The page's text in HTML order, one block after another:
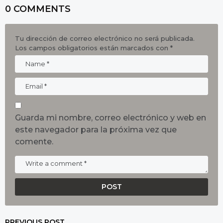
0 COMMENTS
Tu dirección de correo electrónico no será publicada.
Los campos obligatorios están marcados con *
Guarda mi nombre, correo electrónico y web en
este navegador para la próxima vez que
comente.